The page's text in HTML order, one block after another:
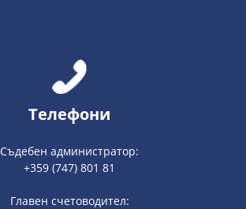
Телефони
Съдебен администратор:
+359 (747) 801 81
Главен счетоводител: